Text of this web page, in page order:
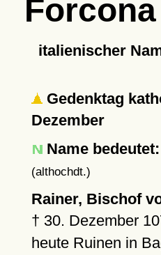
Forcona
italienischer
Gedenktag
Dezember
Name bedeutet:
(althochdt.)
Rainer, Bischof
† 30. Dezember
heute Ruinen in